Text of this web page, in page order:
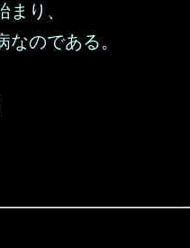
り、
のである。